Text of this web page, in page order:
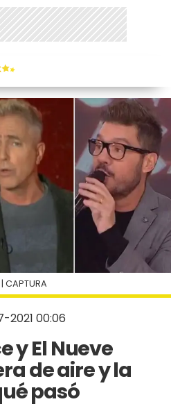
2021 00:06
y El Nueve
de aire y la
pasó
| CAPTURA